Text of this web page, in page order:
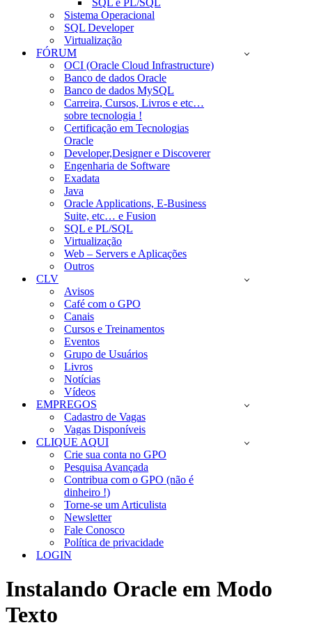
SQL e PL/SQL
Sistema Operacional
SQL Developer
Virtualização
FÓRUM
OCI (Oracle Cloud Infrastructure)
Banco de dados Oracle
Banco de dados MySQL
Carreira, Cursos, Livros e etc…
sobre tecnologia !
Certificação em Tecnologias
Oracle
Developer,Designer e Discoverer
Engenharia de Software
Exadata
Java
Oracle Applications, E-Business
Suite, etc… e Fusion
SQL e PL/SQL
Virtualização
Web – Servers e Aplicações
Outros
CLV
Avisos
Café com o GPO
Canais
Cursos e Treinamentos
Eventos
Grupo de Usuários
Livros
Notícias
Vídeos
EMPREGOS
Cadastro de Vagas
Vagas Disponíveis
CLIQUE AQUI
Crie sua conta no GPO
Pesquisa Avançada
Contribua com o GPO (não é
dinheiro !)
Torne-se um Articulista
Newsletter
Fale Conosco
Política de privacidade
LOGIN
Instalando Oracle em Modo
Texto